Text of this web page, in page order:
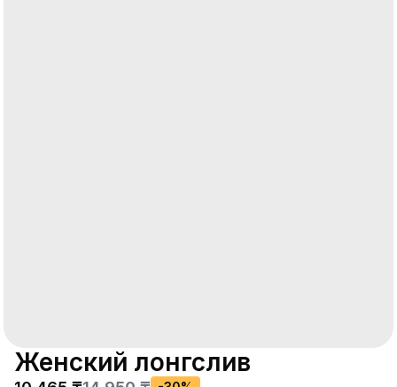
Женский лонгслив